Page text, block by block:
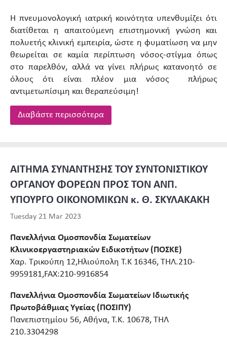
Η πνευμονολογική ιατρική κοινότητα υπενθυμίζει ότι
διατίθεται η απαιτούμενη επιστημονική γνώση και
πολυετής κλινική εμπειρία, ώστε η φυματίωση να μην
θεωρείται σε καμία περίπτωση νόσος-στίγμα όπως
στο παρελθόν, αλλά να γίνει πλήρως κατανοητό σε
όλους ότι είναι πλέον μια νόσος πλήρως
αντιμετωπίσιμη και θεραπεύσιμη!
Διαβάστε περισσότερα
ΑΙΤΗΜΑ ΣΥΝΑΝΤΗΣΗΣ ΤΟΥ ΣΥΝΤΟΝΙΣΤΙΚΟΥ
ΟΡΓΑΝΟΥ ΦΟΡΕΩΝ ΠΡΟΣ ΤΟΝ ΑΝΠ.
ΥΠΟΥΡΓΟ ΟΙΚΟΝΟΜΙΚΩΝ κ. Θ. ΣΚΥΛΑΚΑΚΗ
Tuesday 21 Mar 2023
Πανελλήνια Ομοσπονδία Σωματείων
Κλινικοεργαστηριακών Ειδικοτήτων (ΠΟΣΚΕ)
Χαρ. Τρικούπη 12,Ηλιούπολη Τ.Κ 16346, ΤΗΛ.210-
9959181,FAX:210-9916854
Πανελλήνια Ομοσπονδία Σωματείων Ιδιωτικής
Πρωτοβάθμιας Υγείας (ΠΟΣΙΠΥ)
Πανεπιστημίου 56, Αθήνα, Τ.Κ. 10678, ΤΗΛ
210.3304298